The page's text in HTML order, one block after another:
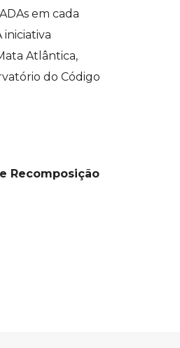
em cada
iniciativa
Atlântica,
do Código
Recomposição